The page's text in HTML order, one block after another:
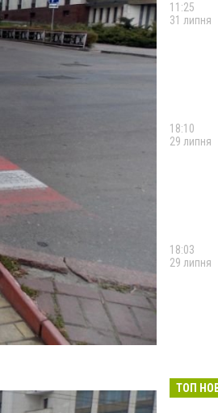
11:25
31 липня
18:10
29 липня
18:03
29 липня
ТОП